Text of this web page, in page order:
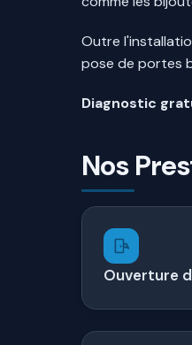
Outre
pose de portes
Diagnostic
Nos
Ouverture